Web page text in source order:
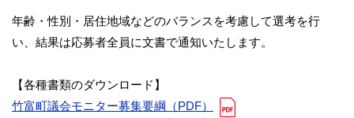
年齢・性別・居住地域などのバランスを考慮して選考を行
い、結果は応募者全員に文書で通知いたします。
【各種書類のダウンロード】
竹富町議会モニター募集要綱（PDF）